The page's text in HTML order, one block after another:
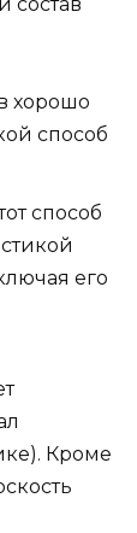
хорошо
способ
способ
его
Кроме